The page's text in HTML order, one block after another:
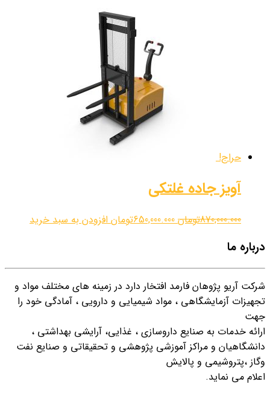
حراج!
آویز جاده غلتکی
870,000.000تومان 650,000.000تومان افزودن به سبد خرید
درباره ما
شرکت آریو پژوهان فارمد افتخار دارد در زمینه هاي مختلف مواد و
تجهیزات آزمایشگاهی ، مواد شیمیایی و دارویی ، آمادگی خود را
جهت
ارائه خدمات به صنایع داروسازي ، غذایی، آرایشی بهداشتی ،
دانشگاهیان و مراکز آموزشی پژوهشی و تحقیقاتی و صنایع نفت
وگاز ،پتروشیمی و پالایش
اعلام می نماید.